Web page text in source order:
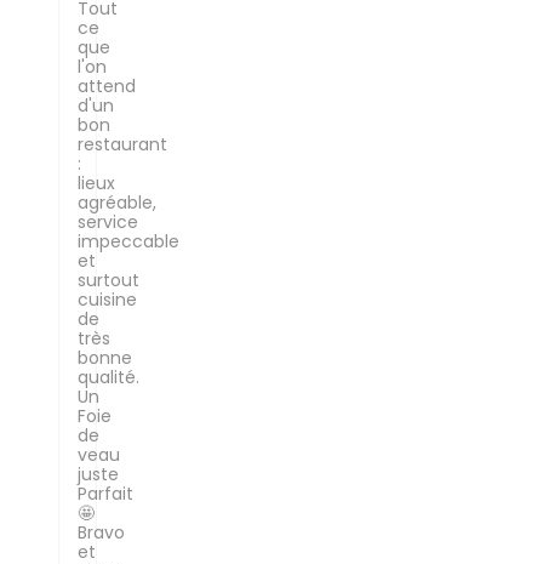
Tout
ce
que
l'on
attend
d'un
bon
restaurant
:
lieux
agréable,
service
impeccable
et
surtout
cuisine
de
très
bonne
qualité.
Un
Foie
de
veau
juste
Parfait
🤩
Bravo
et